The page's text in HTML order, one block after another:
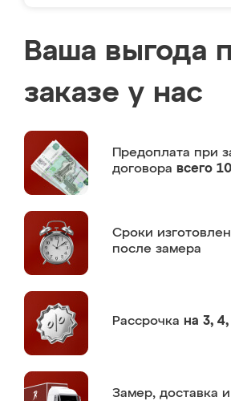
Ваша выгода
заказе у нас
Предоплата при
договора всего
Сроки
после замера
Рассрочка на 3,
Замер, доставка